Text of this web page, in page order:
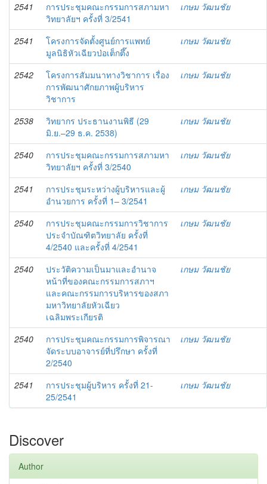
2541
การประชุมคณะกรรมการสภามหา
วิทยาลัยฯ ครั้งที่ 3/2541
เกษม วัฒนชัย
2541
โครงการจัดตั้งศูนย์การแพทย์
มูลนิธิหัวเฉียวป่อเต็กตึ๊ง
เกษม วัฒนชัย
2542
โครงการสัมมนาทางวิชาการ เรื่อง
การพัฒนาศักยภาพผู้บริหาร
วิชาการ
เกษม วัฒนชัย
2538
วิทยากร ประธานงานพิธี (29
มิ.ย.–29 ธ.ค. 2538)
เกษม วัฒนชัย
2540
การประชุมคณะกรรมการสภามหา
วิทยาลัยฯ ครั้งที่ 3/2540
เกษม วัฒนชัย
2541
การประชุมระหว่างผู้บริหารและผู้
อำนวยการ ครั้งที่ 1– 3/2541
เกษม วัฒนชัย
2540
การประชุมคณะกรรมการวิชาการ
ประจำบัณฑิตวิทยาลัย ครั้งที่
4/2540 และครั้งที่ 4/2541
เกษม วัฒนชัย
2540
ประวัติความเป็นมาและอำนาจ
หน้าที่ของคณะกรรมการสภาฯ
และคณะกรรมการบริหารของสภา
มหาวิทยาลัยหัวเฉียว
เฉลิมพระเกียรติ
เกษม วัฒนชัย
2540
การประชุมคณะกรรมการพิจารณา
จัดระบบอาจารย์ที่ปรึกษา ครั้งที่
2/2540
เกษม วัฒนชัย
2541
การประชุมผู้บริหาร ครั้งที่ 21-
25/2541
เกษม วัฒนชัย
Discover
Author